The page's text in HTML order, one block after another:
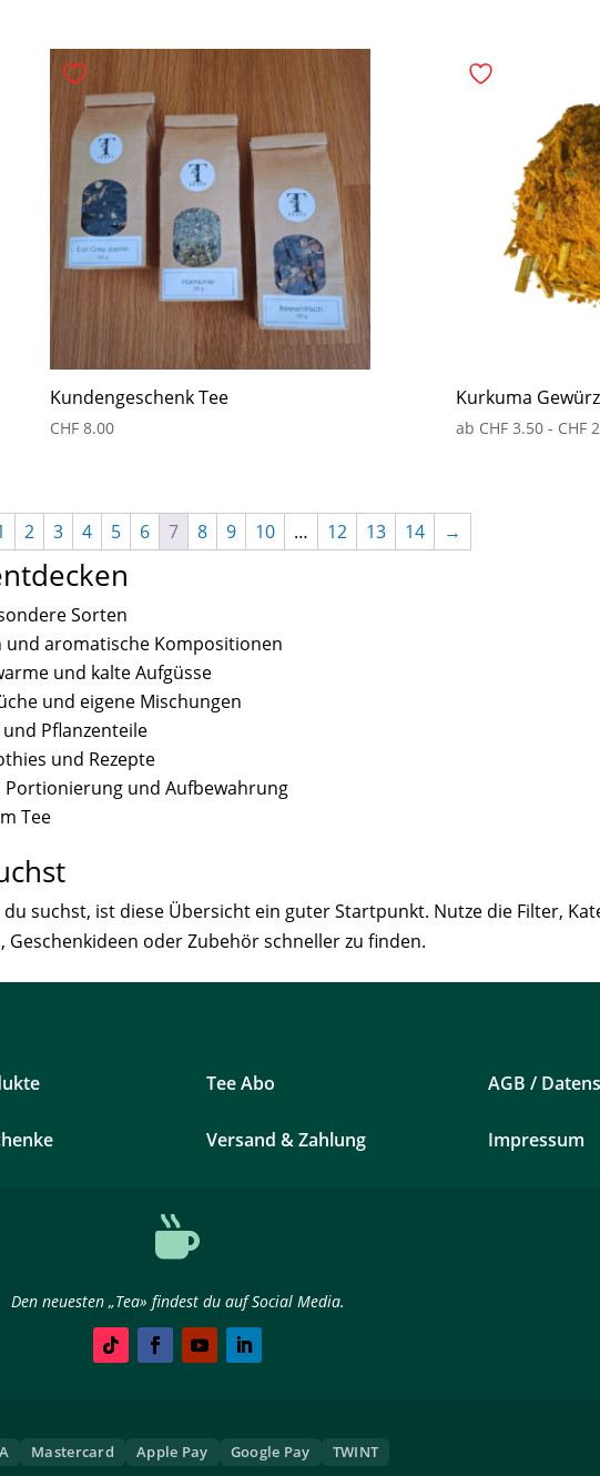
Kundengeschenk Tee
CHF8.00
Kurkuma
ab CHF3.50- CHF
2 3 4 5 6 7 8 9 10 … 12 13 14 →
Sorten
aromatische Kompositionen
und kalte Aufgüsse
und eigene Mischungen
Pflanzenteile
und Rezepte
und Aufbewahrung
Tee
suchst, ist diese Übersicht ein guter Startpunkt. Nutze die Filter,
oder Zubehör schneller zu finden.
Tee Abo
Versand & Zahlung
AGB /
Impressum

Den neuesten „Tea» findest du auf Social Media.
Mastercard Apple Pay Google Pay TWINT